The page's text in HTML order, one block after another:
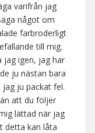
varifrån jag
något om
farbroderligt
till mig.
jag igen, jag har
ju nästan bara
ju packat fel.
att du följer
lättad när jag
detta kan låta